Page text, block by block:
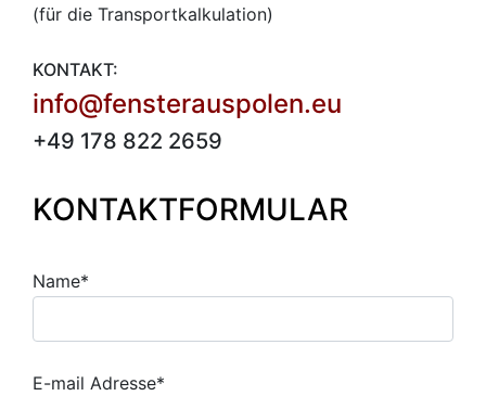
(für die Transportkalkulation)
KONTAKT:
info@fensterauspolen.eu
+49 178 822 2659
KONTAKTFORMULAR
Name*
E-mail Adresse*